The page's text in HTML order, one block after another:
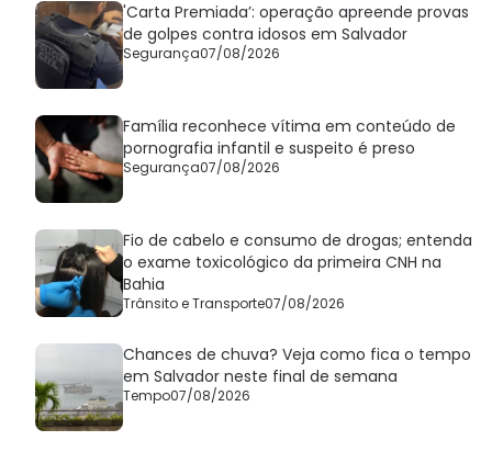
'Carta Premiada’: operação apreende provas
de golpes contra idosos em Salvador
Segurança07/08/2026
Família reconhece vítima em conteúdo de
pornografia infantil e suspeito é preso
Segurança07/08/2026
Fio de cabelo e consumo de drogas; entenda
o exame toxicológico da primeira CNH na
Bahia
Trânsito e Transporte07/08/2026
Chances de chuva? Veja como fica o tempo
em Salvador neste final de semana
Tempo07/08/2026